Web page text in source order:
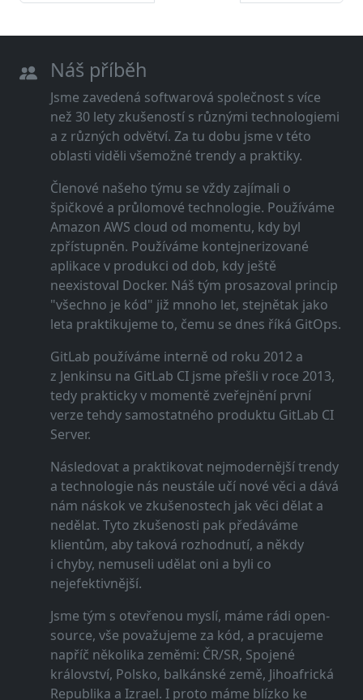
Náš příběh
Jsme zavedená softwarová společnost s více
než 30 lety zkušeností s různými technologiemi
a z různých odvětví. Za tu dobu jsme v této
oblasti viděli všemožné trendy a praktiky.
Členové našeho týmu se vždy zajímali o
špičkové a průlomové technologie. Používáme
Amazon AWS cloud od momentu, kdy byl
zpřístupněn. Používáme kontejnerizované
aplikace v produkci od dob, kdy ještě
neexistoval Docker. Náš tým prosazoval princip
"všechno je kód" již mnoho let, stejnětak jako
leta praktikujeme to, čemu se dnes říká GitOps.
GitLab používáme interně od roku 2012 a
z Jenkinsu na GitLab CI jsme přešli v roce 2013,
tedy prakticky v momentě zveřejnění první
verze tehdy samostatného produktu GitLab CI
Server.
Následovat a praktikovat nejmodernější trendy
a technologie nás neustále učí nové věci a dává
nám náskok ve zkušenostech jak věci dělat a
nedělat. Tyto zkušenosti pak předáváme
klientům, aby taková rozhodnutí, a někdy
i chyby, nemuseli udělat oni a byli co
nejefektivnější.
Jsme tým s otevřenou myslí, máme rádi open-
source, vše považujeme za kód, a pracujeme
napříč několika zeměmi: ČR/SR, Spojené
království, Polsko, balkánské země, Jihoafrická
Republika a Izrael. I proto máme blízko ke